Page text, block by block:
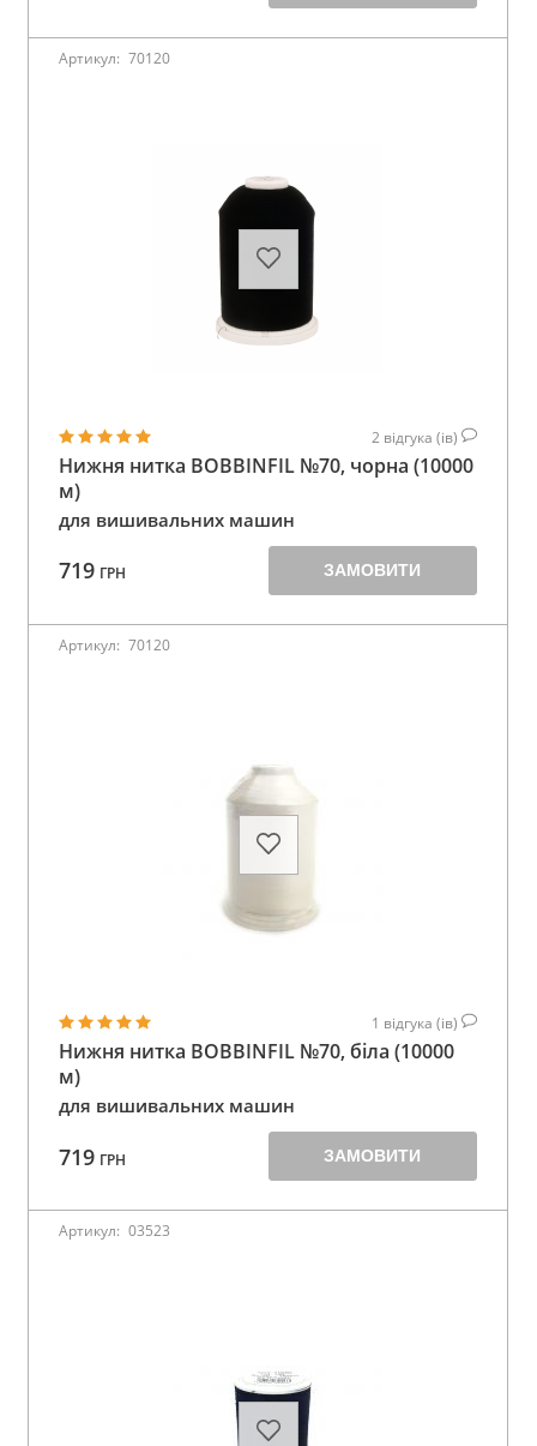
Артикул: 70120
2 відгука (ів)
Нижня нитка BOBBINFIL №70, чорна (10000
м)
для вишивальних машин
719 ГРН ЗАМОВИТИ
Артикул: 70120
1 відгука (ів)
Нижня нитка BOBBINFIL №70, біла (10000
м)
для вишивальних машин
719 ГРН ЗАМОВИТИ
Артикул: 03523